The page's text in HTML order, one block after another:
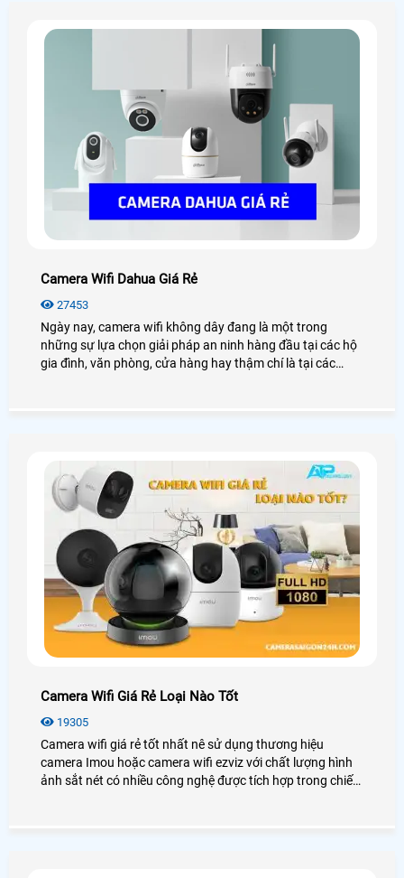
Camera Wifi Dahua Giá Rẻ
27453
Ngày nay, camera wifi không dây đang là một trong
những sự lựa chọn giải pháp an ninh hàng đầu tại các hộ
gia đình, văn phòng, cửa hàng hay thậm chí là tại các
Camera Wifi Giá Rẻ Loại Nào Tốt
19305
Camera wifi giá rẻ tốt nhất nê sử dụng thương hiệu
camera Imou hoặc camera wifi ezviz với chất lượng hình
ảnh sắt nét có nhiều công nghệ được tích hợp trong chiết